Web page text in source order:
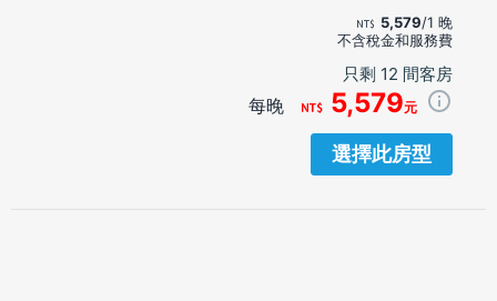
5,579/1 晚
不含稅金和服務費
只剩 12 間客房
每晚 5,579元
選擇此房型